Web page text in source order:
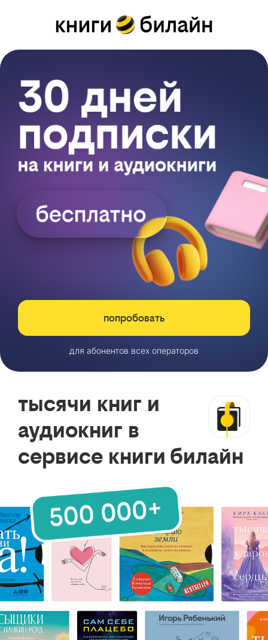
попробовать
для абонентов всех операторов
тысячи книг и
аудиокниг в
сервисе книги билайн